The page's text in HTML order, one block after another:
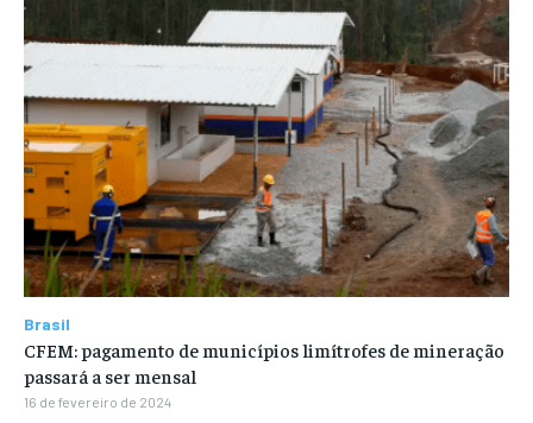
Brasil
CFEM: pagamento de municípios limítrofes de mineração
passará a ser mensal
16 de fevereiro de 2024